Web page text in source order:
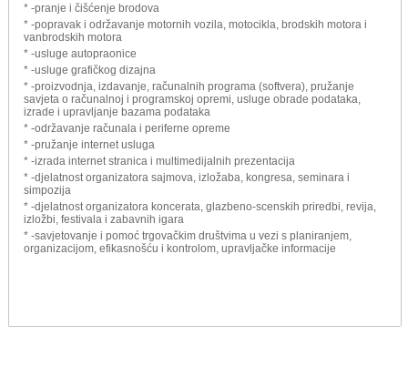
* -pranje i čišćenje brodova
* -popravak i održavanje motornih vozila, motocikla, brodskih motora i
vanbrodskih motora
* -usluge autopraonice
* -usluge grafičkog dizajna
* -proizvodnja, izdavanje, računalnih programa (softvera), pružanje
savjeta o računalnoj i programskoj opremi, usluge obrade podataka,
izrade i upravljanje bazama podataka
* -održavanje računala i periferne opreme
* -pružanje internet usluga
* -izrada internet stranica i multimedijalnih prezentacija
* -djelatnost organizatora sajmova, izložaba, kongresa, seminara i
simpozija
* -djelatnost organizatora koncerata, glazbeno-scenskih priredbi, revija,
izložbi, festivala i zabavnih igara
* -savjetovanje i pomoć trgovačkim društvima u vezi s planiranjem,
organizacijom, efikasnošću i kontrolom, upravljačke informacije